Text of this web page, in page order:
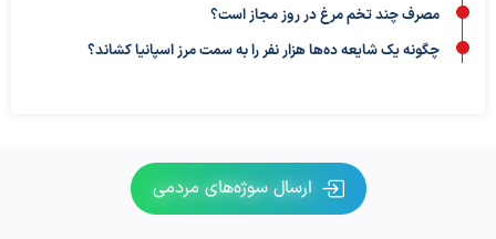
مصرف چند تخم مرغ در روز مجاز است؟
چگونه یک شایعه ده‌ها هزار نفر را به سمت مرز اسپانیا کشاند؟
ارسال سوژه‌های مردمی